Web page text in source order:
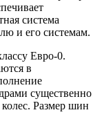
система
и его системам.
Евро-0.
в
существенно
Размер шин